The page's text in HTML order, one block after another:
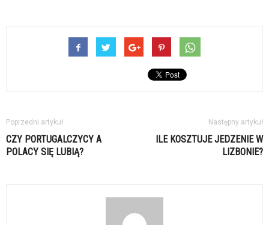
Poprzedni artykuł
CZY PORTUGALCZYCY A
POLACY SIĘ LUBIĄ?
Następny artykuł
ILE KOSZTUJE JEDZENIE W
LIZBONIE?